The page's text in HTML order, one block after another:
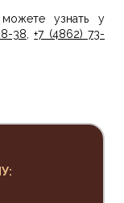
узнать у
38,+7 (4862) 73-